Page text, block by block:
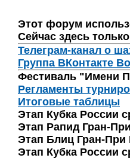
Этот форум
Сейчас здесь
Телеграм-канал о
Группа ВКонтакте
Фестиваль "Имени
Регламенты
Итоговые таблицы
Этап Кубка России
Этап Рапид Гран-
Этап Блиц Гран-При
Этап Кубка России